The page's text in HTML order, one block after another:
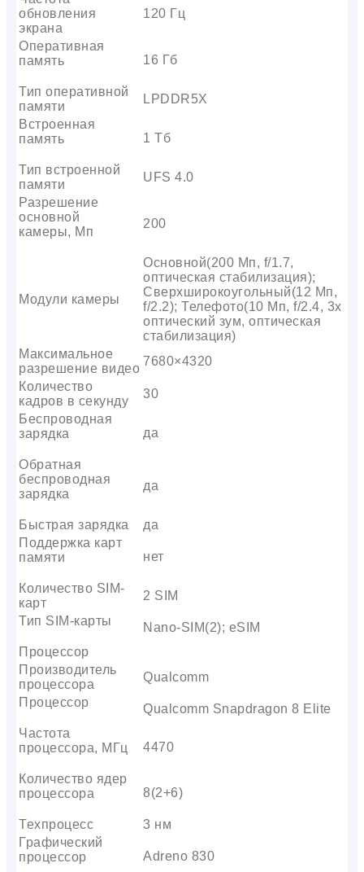
обновления
экрана
120 Гц
Оперативная
память
16 Гб
Тип оперативной
памяти
LPDDR5X
Встроенная
память
1 Тб
Тип встроенной
памяти
UFS 4.0
Разрешение
основной
камеры, Мп
200
Модули камеры
Основной(200 Мп, f/1.7,
оптическая стабилизация);
Сверхширокоугольный(12 Мп,
f/2.2); Телефото(10 Мп, f/2.4, 3x
оптический зум, оптическая
стабилизация)
Максимальное
разрешение видео
7680×4320
Количество
кадров в секунду
30
Беспроводная
зарядка
да
Обратная
беспроводная
зарядка
да
Быстрая зарядка
да
Поддержка карт
памяти
нет
Количество SIM-
карт
2 SIM
Тип SIM-карты
Nano-SIM(2); eSIM
Процессор
Производитель
процессора
Qualcomm
Процессор
Qualcomm Snapdragon 8 Elite
Частота
процессора, МГц
4470
Количество ядер
процессора
8(2+6)
Техпроцесс
3 нм
Графический
процессор
Adreno 830